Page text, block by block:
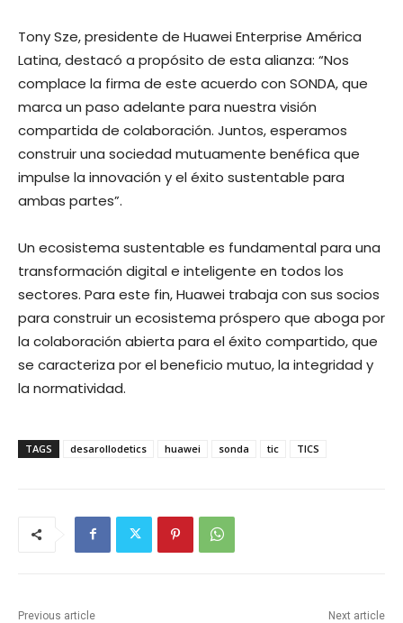
Tony Sze, presidente de Huawei Enterprise América
Latina, destacó a propósito de esta alianza: “Nos
complace la firma de este acuerdo con SONDA, que
marca un paso adelante para nuestra visión
compartida de colaboración. Juntos, esperamos
construir una sociedad mutuamente benéfica que
impulse la innovación y el éxito sustentable para
ambas partes”.
Un ecosistema sustentable es fundamental para una
transformación digital e inteligente en todos los
sectores. Para este fin, Huawei trabaja con sus socios
para construir un ecosistema próspero que aboga por
la colaboración abierta para el éxito compartido, que
se caracteriza por el beneficio mutuo, la integridad y
la normatividad.
TAGS desarollodetics huawei sonda tic TICS
Previous article Next article